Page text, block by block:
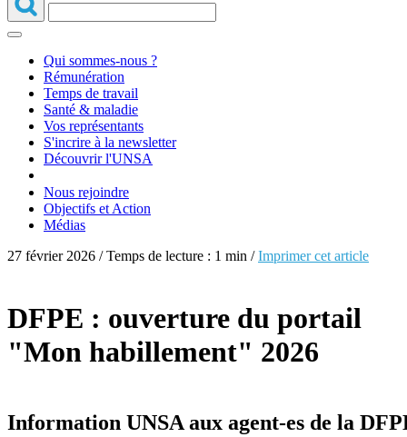
Qui sommes-nous ?
Rémunération
Temps de travail
Santé & maladie
Vos représentants
S'incrire à la newsletter
Découvrir l'UNSA
Nous rejoindre
Objectifs et Action
Médias
27 février 2026 / Temps de lecture : 1 min /Imprimer cet article
DFPE : ouverture du portail
"Mon habillement" 2026
Information UNSA aux agent-es de la